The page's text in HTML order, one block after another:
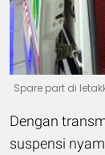
Spare part di
Dengan
suspensi